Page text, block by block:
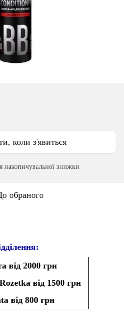
коли з'явиться
накопичувальної знижки
обраного
від 2000 грн
від 1500 грн
від 800 грн